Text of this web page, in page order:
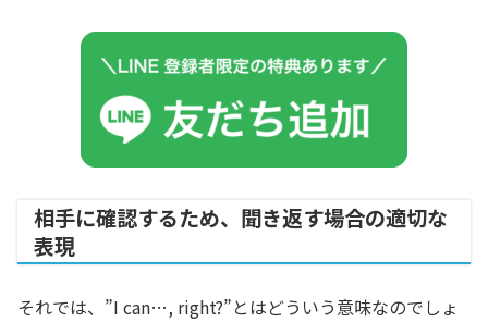
相手に確認するため、聞き返す場合の適切な
表現
それでは、”I can…, right?”とはどういう意味なのでしょ